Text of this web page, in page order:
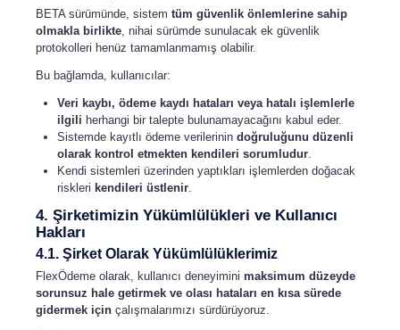
BETA sürümünde, sistem tüm güvenlik önlemlerine sahip
olmakla birlikte, nihai sürümde sunulacak ek güvenlik
protokolleri henüz tamamlanmamış olabilir.
Bu bağlamda, kullanıcılar:
Veri kaybı, ödeme kaydı hataları veya hatalı işlemlerle
ilgili herhangi bir talepte bulunamayacağını kabul eder.
Sistemde kayıtlı ödeme verilerinin doğruluğunu düzenli
olarak kontrol etmekten kendileri sorumludur.
Kendi sistemleri üzerinden yaptıkları işlemlerden doğacak
riskleri kendileri üstlenir.
4. Şirketimizin Yükümlülükleri ve Kullanıcı
Hakları
4.1. Şirket Olarak Yükümlülüklerimiz
FlexÖdeme olarak, kullanıcı deneyimini maksimum düzeyde
sorunsuz hale getirmek ve olası hataları en kısa sürede
gidermek için çalışmalarımızı sürdürüyoruz.